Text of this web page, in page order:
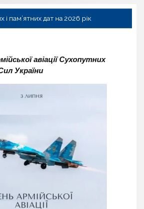
і пам’ятних дат на 2026 рік
авіації Сухопутних
України